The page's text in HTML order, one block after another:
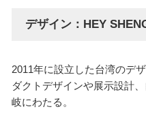
デザイン：HEY
2011年に設立した台湾のデ
ダクトデザインや展示設計
岐にわたる。